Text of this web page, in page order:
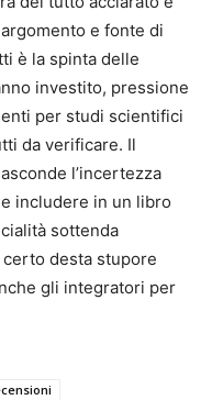
e fonte di
è la spinta delle
investito, pressione
per studi scientifici
da verificare. Il
l’incertezza
includere in un libro
sottenda
desta stupore
gli integratori per